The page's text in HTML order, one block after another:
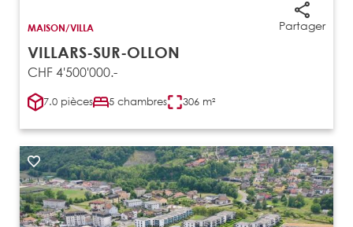
Partager
MAISON/VILLA
VILLARS-SUR-OLLON
CHF 4'500'000.-
7.0 pièces 5 chambres 306 m²